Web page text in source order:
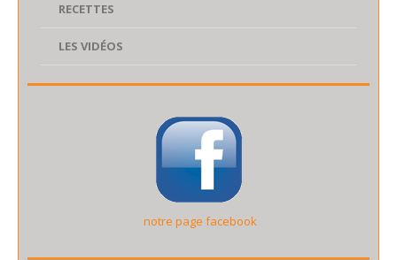
RECETTES
LES VIDÉOS
notre page facebook